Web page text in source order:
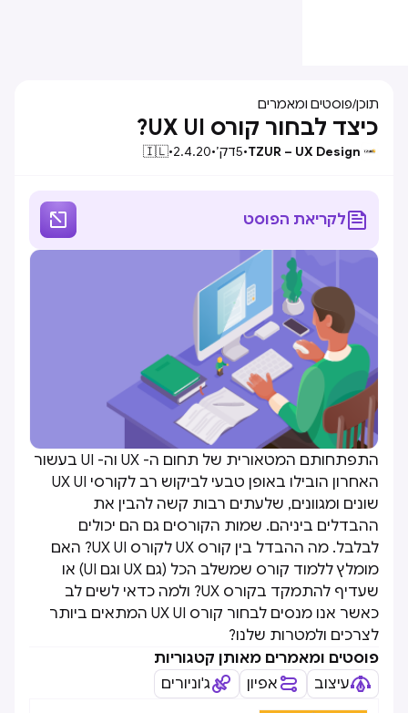
תוכן/פוסטים ומאמרים
כיצד לבחור קורס UX UI?
TZUR – UX Design
•
5דק׳•
2.4.20
•
🇮🇱
לקריאת הפוסט 
התפתחותם המטאורית של תחום ה- UX וה- UI בעשור
האחרון הובילו באופן טבעי לביקוש רב לקורסי UX UI
שונים ומגוונים, שלעתים רבות קשה להבין את
ההבדלים ביניהם. שמות הקורסים גם הם יכולים
לבלבל. מה ההבדל בין קורס UX לקורס UX UI? האם
מומלץ ללמוד קורס שמשלב הכל (גם UX וגם UI) או
שעדיף להתמקד בקורס UX? ולמה כדאי לשים לב
כאשר אנו מנסים לבחור קורס UX UI המתאים ביותר
לצרכים ולמטרות שלנו?
פוסטים ומאמרים מאותן קטגוריות
עיצוב
אפיון ג'וניורים